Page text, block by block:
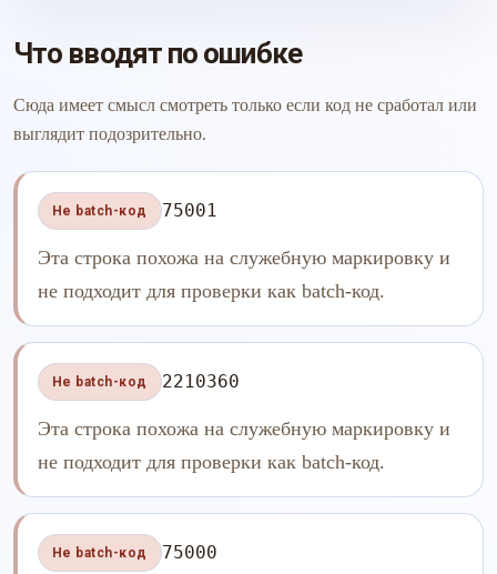
Что вводят по ошибке
Сюда имеет смысл смотреть только если код не сработал или
выглядит подозрительно.
Не batch-код 75001
Эта строка похожа на служебную маркировку и
не подходит для проверки как batch-код.
Не batch-код 2210360
Эта строка похожа на служебную маркировку и
не подходит для проверки как batch-код.
Не batch-код 75000